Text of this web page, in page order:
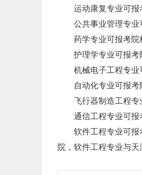
运动康复专业可报
公共事业管理专业
药学专业可报考院
护理学专业可报考
机械电子工程专业
自动化专业可报考
飞行器制造工程专
通信工程专业可报
软件工程专业可报考
院，软件工程专业与